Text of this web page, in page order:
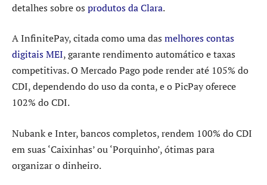
detalhes sobre os produtos da Clara.
A InfinitePay, citada como uma das melhores contas
digitais MEI, garante rendimento automático e taxas
competitivas. O Mercado Pago pode render até 105% do
CDI, dependendo do uso da conta, e o PicPay oferece
102% do CDI.
Nubank e Inter, bancos completos, rendem 100% do CDI
em suas ‘Caixinhas’ ou ‘Porquinho’, ótimas para
organizar o dinheiro.